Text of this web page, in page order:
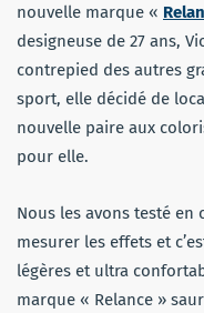
nouvelle marque «
designeuse de 27 ans,
contrepied des autres
sport, elle décidé de
nouvelle paire aux
pour elle.
Nous les avons testé en
mesurer les effets et
légères et ultra
marque « Relance »